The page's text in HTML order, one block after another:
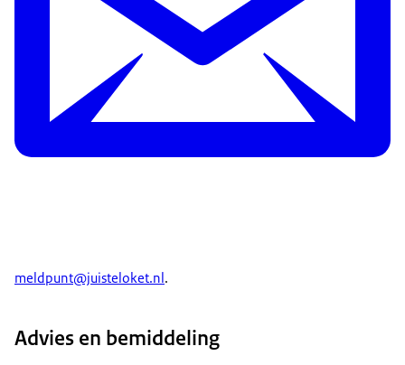
meldpunt@juisteloket.nl .
Advies en bemiddeling